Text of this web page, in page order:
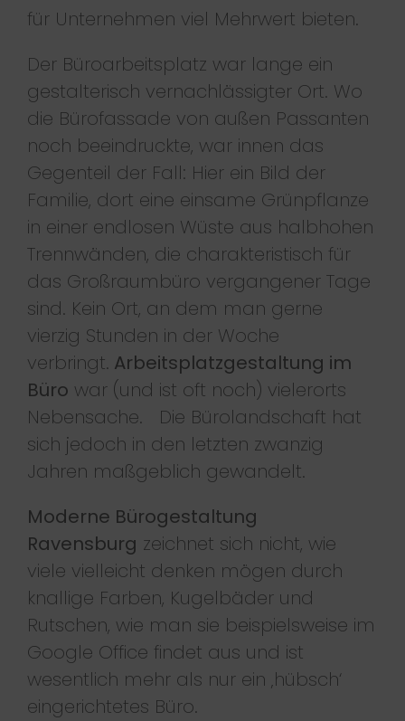
für Unternehmen viel Mehrwert bieten.
Der Büroarbeitsplatz war lange ein
gestalterisch vernachlässigter Ort. Wo
die Bürofassade von außen Passanten
noch beeindruckte, war innen das
Gegenteil der Fall: Hier ein Bild der
Familie, dort eine einsame Grünpflanze
in einer endlosen Wüste aus halbhohen
Trennwänden, die charakteristisch für
das Großraumbüro vergangener Tage
sind. Kein Ort, an dem man gerne
vierzig Stunden in der Woche
verbringt. Arbeitsplatzgestaltung im
Büro war (und ist oft noch) vielerorts
Nebensache. Die Bürolandschaft hat
sich jedoch in den letzten zwanzig
Jahren maßgeblich gewandelt.
Moderne Bürogestaltung
Ravensburg zeichnet sich nicht, wie
viele vielleicht denken mögen durch
knallige Farben, Kugelbäder und
Rutschen, wie man sie beispielsweise im
Google Office findet aus und ist
wesentlich mehr als nur ein ‚hübsch‘
eingerichtetes Büro.